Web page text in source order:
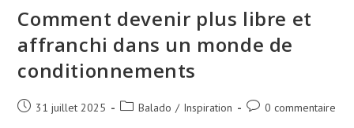
Comment devenir plus libre et
affranchi dans un monde de
conditionnements
31 juillet 2025 Balado / Inspiration 0 commentaire